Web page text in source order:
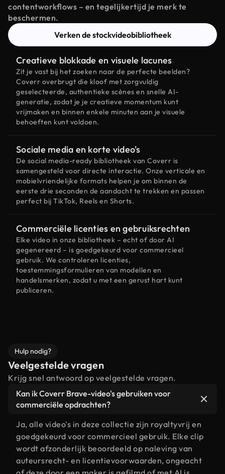
contentworkflows – en tegelijkertijd je merk te
beschermen.
Verken de stockvideobibliotheek
Creatieve blokkade en visuele lacunes
Zit je vast bij het zoeken naar de perfecte beelden?
Coverr overbrugt die kloof met zorgvuldig
geselecteerde, authentieke scènes en snelle AI-
generatie, zodat je je creatieve momentum kunt
vrijmaken en binnen enkele minuten aan je visuele
behoeften kunt voldoen.
Sociale media en korte video's
De social media-ready bibliotheek van Coverr is
samengesteld voor directe interactie. Onze verticale en
mobielvriendelijke formats helpen je om binnen de
eerste drie seconden de aandacht te trekken en passen
perfect bij TikTok, Reels en Shorts.
Commerciële licenties en gebruiksrechten
Elke video in onze bibliotheek – echt of door AI
gegenereerd – is goedgekeurd voor commercieel
gebruik. We controleren licenties,
toestemmingsformulieren van modellen en
handelsmerken, zodat u met een gerust hart kunt
publiceren.
Hulp nodig?
Veelgestelde vragen
Krijg snel antwoord op veelgestelde vragen.
Kan ik Coverr Brave-video's gebruiken voor
commerciële opdrachten?
Ja, alle video's in deze collectie zijn royaltyvrij en
goedgekeurd voor commercieel gebruik. Elke clip
wordt afzonderlijk beoordeeld op naleving van
auteursrecht- en licentievoorwaarden, ongeacht